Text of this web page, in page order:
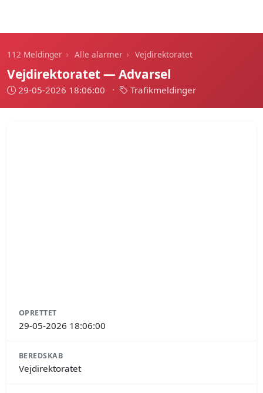
112 Meldinger › Alle alarmer › Vejdirektoratet
Vejdirektoratet — Advarsel
29-05-2026 18:06:00 · Trafikmeldinger
OPRETTET
29-05-2026 18:06:00
BEREDSKAB
Vejdirektoratet